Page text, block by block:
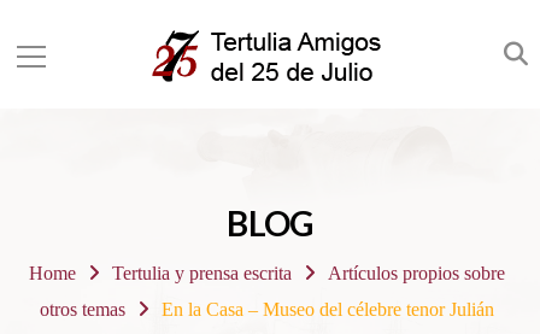
BLOG
Home Tertulia y prensa escrita
Artículos propios sobre
otros temas
En la Casa – Museo del célebre tenor Julián